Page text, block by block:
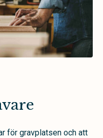
för gravplatsen och att